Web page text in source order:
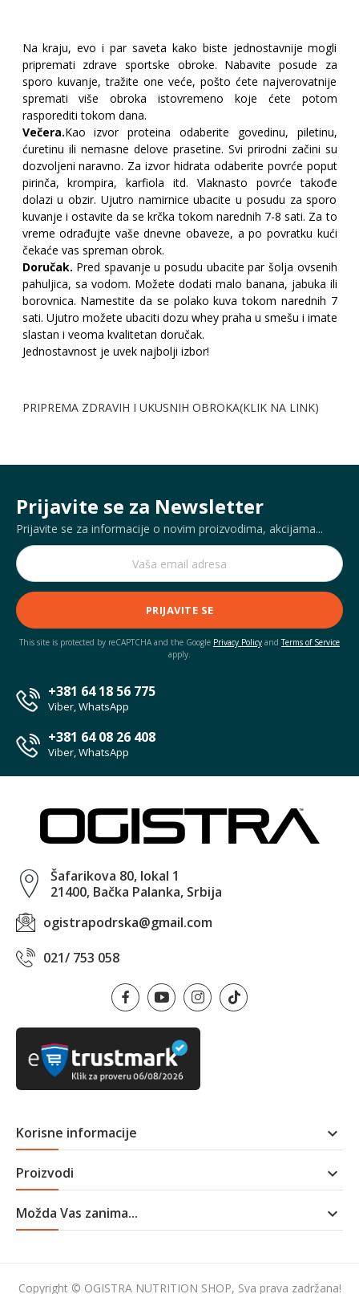
Na kraju, evo i par saveta kako biste jednostavnije mogli
pripremati zdrave sportske obroke. Nabavite posude za
sporo kuvanje, tražite one veće, pošto ćete najverovatnije
spremati više obroka istovremeno koje ćete potom
rasporediti tokom dana.
Večera.Kao izvor proteina odaberite govedinu, piletinu,
ćuretinu ili nemasne delove prasetine. Svi prirodni začini su
dozvoljeni naravno. Za izvor hidrata odaberite povrće poput
pirinča, krompira, karfiola itd. Vlaknasto povrće takođe
dolazi u obzir. Ujutro namirnice ubacite u posudu za sporo
kuvanje i ostavite da se krčka tokom narednih 7-8 sati. Za to
vreme odrađujte vaše dnevne obaveze, a po povratku kući
čekaće vas spreman obrok.
Doručak. Pred spavanje u posudu ubacite par šolja ovsenih
pahuljica, sa vodom. Možete dodati malo banana, jabuka ili
borovnica. Namestite da se polako kuva tokom narednih 7
sati. Ujutro možete ubaciti dozu whey praha u smešu i imate
slastan i veoma kvalitetan doručak.
Jednostavnost je uvek najbolji izbor!
PRIPREMA ZDRAVIH I UKUSNIH OBROKA(KLIK NA LINK)
Prijavite se za Newsletter
Prijavite se za informacije o novim proizvodima, akcijama...
PRIJAVITE SE
This site is protected by reCAPTCHA and the Google Privacy Policy andTerms of Service
apply.
+381 64 18 56 775
Viber, WhatsApp
+381 64 08 26 408
Viber, WhatsApp
Šafarikova 80, lokal 1
21400, Bačka Palanka, Srbija
ogistrapodrska@gmail.com
021/ 753 058
Korisne informacije 
Proizvodi 
Možda Vas zanima... 
Copyright © OGISTRA NUTRITION SHOP, Sva prava zadržana!